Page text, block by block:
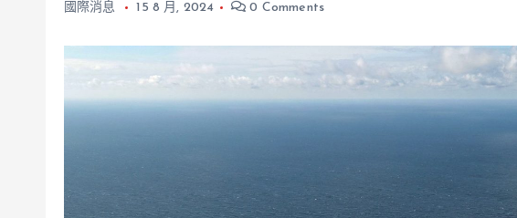
國際消息 15 8 月, 2024 0 Comments